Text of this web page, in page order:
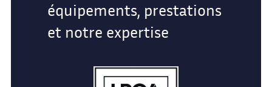
équipements, prestations
et notre expertise